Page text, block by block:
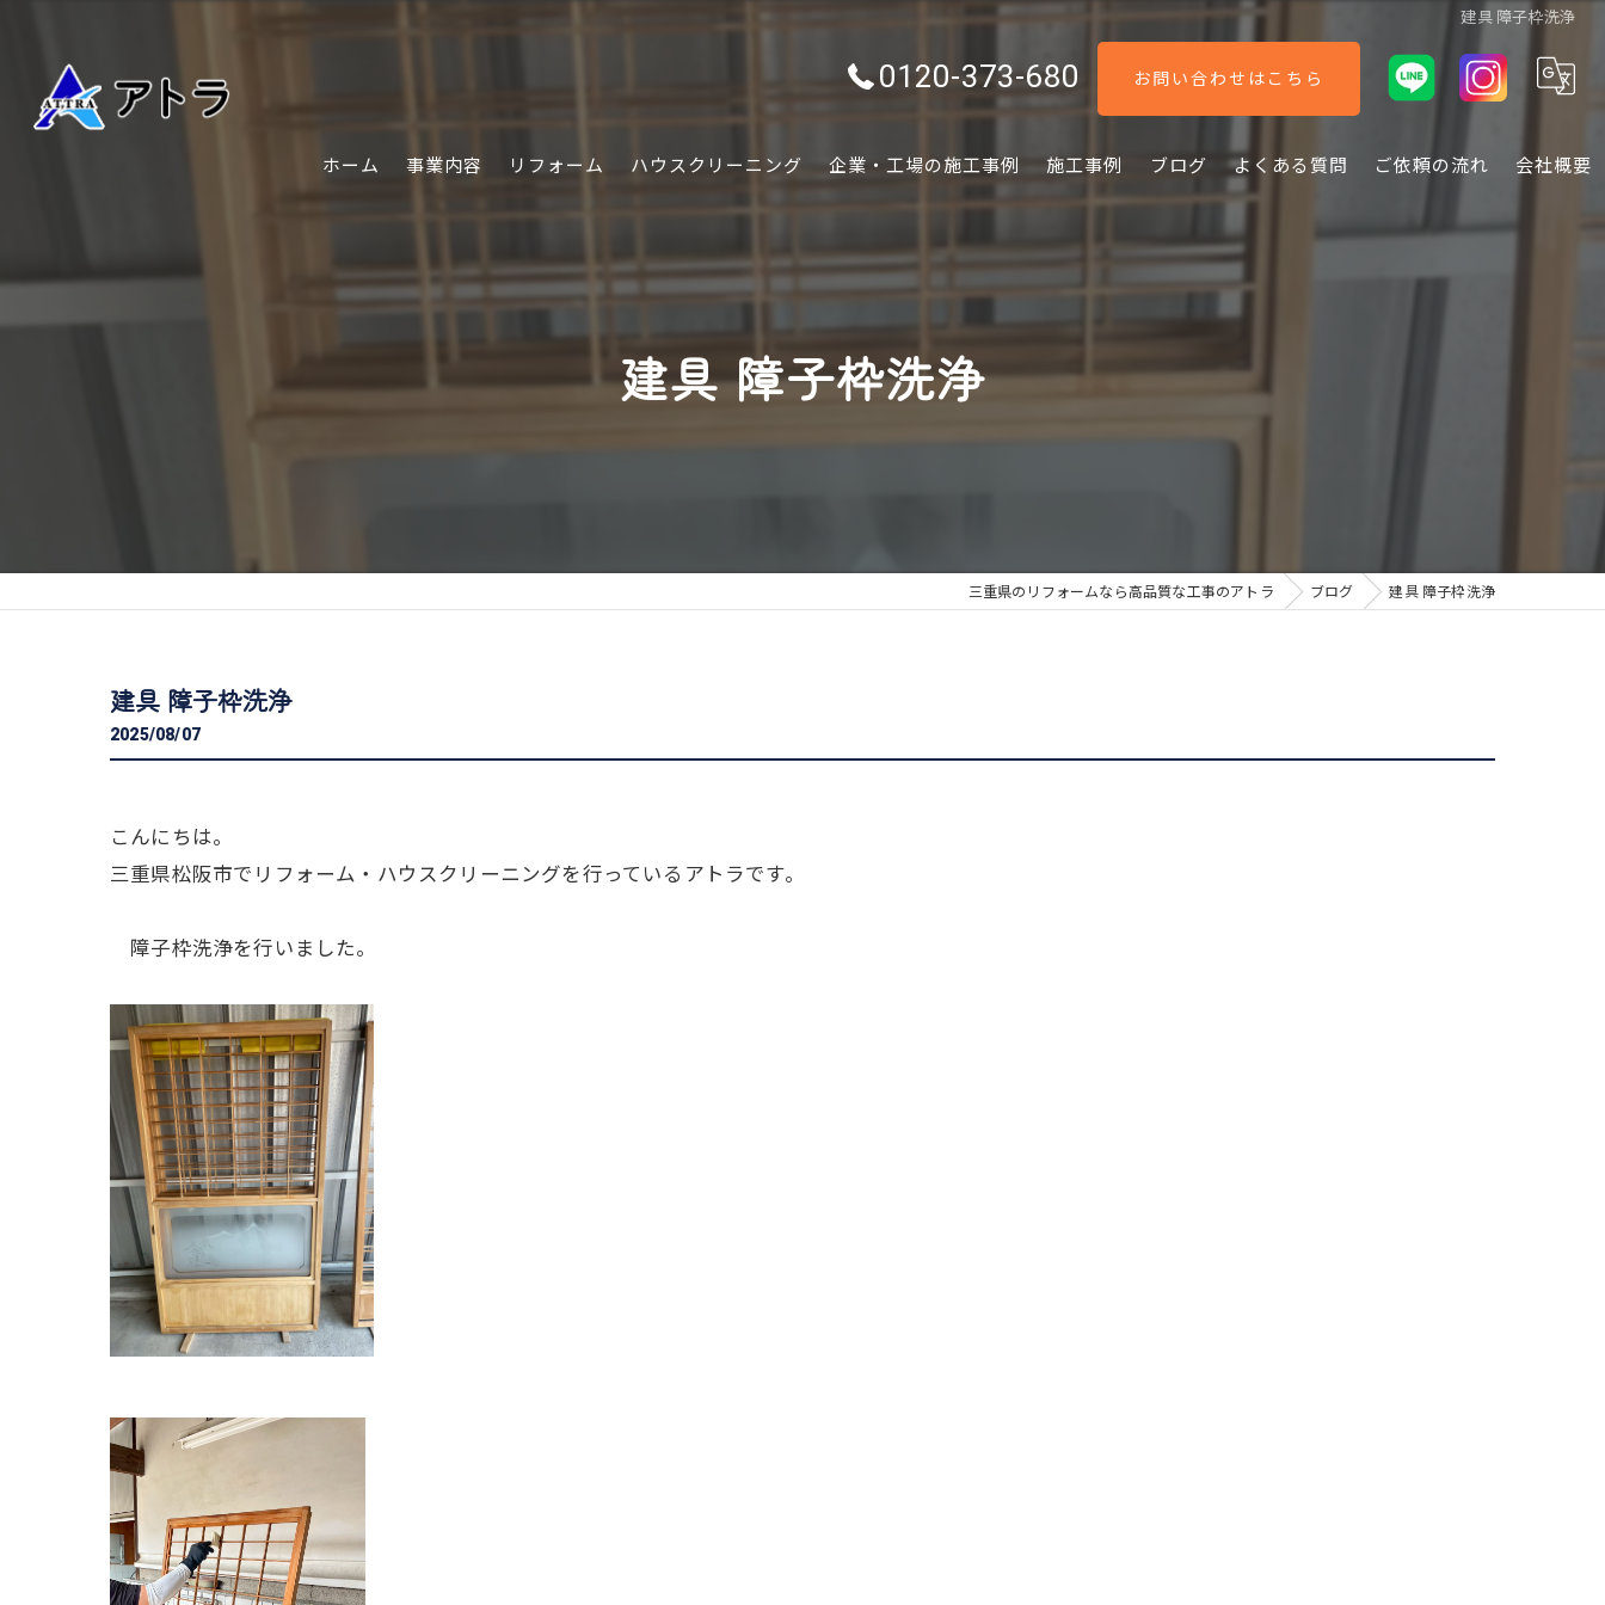
建具 障子枠洗浄
0120-373-680 お問い合わせはこちら
ホーム 事業内容 リフォーム
内装
ハウスクリーニング 企業・工場の施工事例 施工事例 ブログ よくある質問 ご依頼の流れ 会社概要
建具 障子枠洗浄
三重県のリフォームなら高品質な工事のアトラ ブログ 建具 障子枠洗浄
建具 障子枠洗浄
2025/08/07
こんにちは。
三重県松阪市でリフォーム・ハウスクリーニングを行っているアトラです。
障子枠洗浄を行いました。